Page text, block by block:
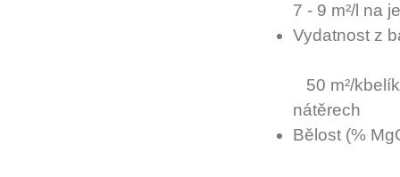
7 - 9 m²/l na
50 m²/
nátěrech
Bělost